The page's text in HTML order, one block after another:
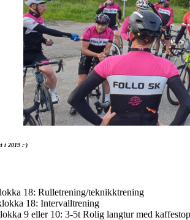
i 2019 :-)
18: Rulletrening/teknikktrening
18: Intervalltrening
9 eller 10: 3-5t Rolig langtur med